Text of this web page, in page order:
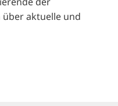
über aktuelle und